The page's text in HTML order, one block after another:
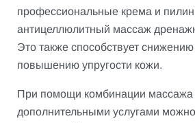
профессиональные крема и
антицеллюлитный массаж
Это также способствует снижению
повышению упругости кожи.
При помощи комбинации массажа
дополнительными услугами